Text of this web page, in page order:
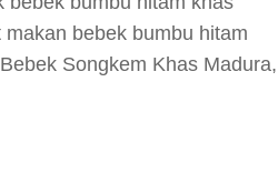
bebek bumbu hitam
Songkem Khas Madura,